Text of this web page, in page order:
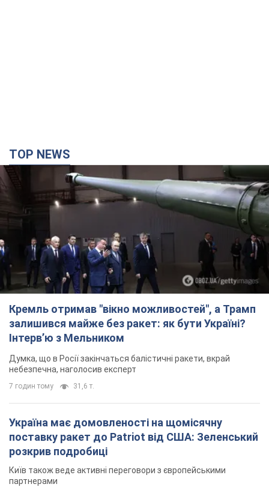
Кремль отримав "вікно можливостей", а Трамп
залишився майже без ракет: як бути Україні?
Інтерв’ю з Мельником
Думка, що в Росії закінчаться балістичні ракети, вкрай
небезпечна, наголосив експерт
Україна має домовленості на щомісячну
поставку ракет до Patriot від США: Зеленський
розкрив подробиці
Київ також веде активні переговори з європейськими
партнерами
5 годин тому 31,6 т.
Дбала про учнів та підтримувала педагогів:
внаслідок удару РФ по Київщині загинула
директорка київського ліцею, її чоловік та онук
Вічна пам'ять жертвам російського терору
5 годин тому 16,5 т.